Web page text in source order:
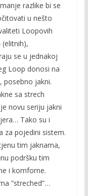
razlike bi se
u nešto
Loopovih
se u jednakoj
Loop donosi na
posebno jakni.
sa strech
novu seriju jakni
Tako su i
za pojedini sistem.
tim jaknama,
podršku tim
i komforne.
”streched”…